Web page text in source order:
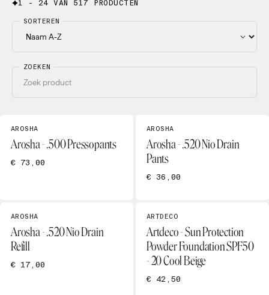
1 - 24 VAN 517 PRODUCTEN
ZOEKEN
SORTEREN
AROSHA
Arosha - .500 Pressopants
€ 73,00
AROSHA
Arosha - .520 Nio Drain
Pants
€ 36,00
AROSHA
Arosha - .520 Nio Drain
Refill
€ 17,00
ARTDECO
Artdeco - Sun Protection
Powder Foundation SPF50
- 20 Cool Beige
€ 42,50